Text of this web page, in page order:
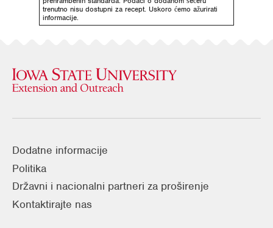
trenutno nisu dostupni za recept. Uskoro ćemo ažurirati
informacije.
Dodatne informacije
Politika
Državni i nacionalni partneri za proširenje
Kontaktirajte nas